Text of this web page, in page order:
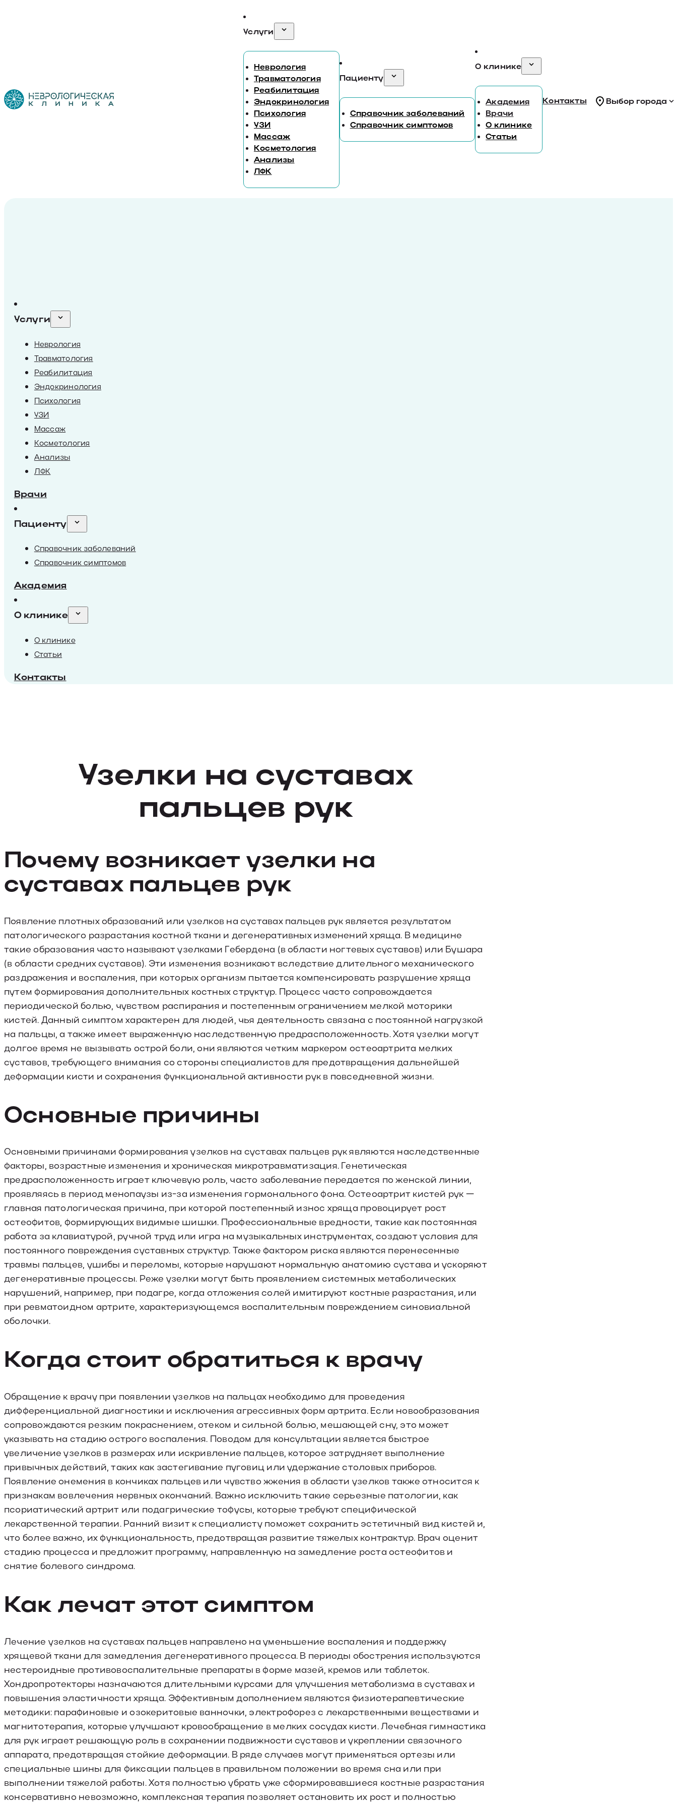
Услуги
Неврология
Травматология
Реабилитация
Эндокринология
Психология
УЗИ
Массаж
Косметология
Анализы
ЛФК
Пациенту
Справочник заболеваний
Справочник симптомов
О клинике
Академия
Врачи
О клинике
Статьи
Контакты Выбор города
Услуги
Неврология
Травматология
Реабилитация
Эндокринология
Психология
УЗИ
Массаж
Косметология
Анализы
ЛФК
Врачи
Пациенту
Справочник заболеваний
Справочник симптомов
Академия
О клинике
О клинике
Статьи
Контакты
Узелки на суставах
пальцев рук
Почему возникает узелки на
суставах пальцев рук
Появление плотных образований или узелков на суставах пальцев рук является результатом
патологического разрастания костной ткани и дегенеративных изменений хряща. В медицине
такие образования часто называют узелками Гебердена (в области ногтевых суставов) или Бушара
(в области средних суставов). Эти изменения возникают вследствие длительного механического
раздражения и воспаления, при которых организм пытается компенсировать разрушение хряща
путем формирования дополнительных костных структур. Процесс часто сопровождается
периодической болью, чувством распирания и постепенным ограничением мелкой моторики
кистей. Данный симптом характерен для людей, чья деятельность связана с постоянной нагрузкой
на пальцы, а также имеет выраженную наследственную предрасположенность. Хотя узелки могут
долгое время не вызывать острой боли, они являются четким маркером остеоартрита мелких
суставов, требующего внимания со стороны специалистов для предотвращения дальнейшей
деформации кисти и сохранения функциональной активности рук в повседневной жизни.
Основные причины
Основными причинами формирования узелков на суставах пальцев рук являются наследственные
факторы, возрастные изменения и хроническая микротравматизация. Генетическая
предрасположенность играет ключевую роль, часто заболевание передается по женской линии,
проявляясь в период менопаузы из-за изменения гормонального фона. Остеоартрит кистей рук —
главная патологическая причина, при которой постепенный износ хряща провоцирует рост
остеофитов, формирующих видимые шишки. Профессиональные вредности, такие как постоянная
работа за клавиатурой, ручной труд или игра на музыкальных инструментах, создают условия для
постоянного повреждения суставных структур. Также фактором риска являются перенесенные
травмы пальцев, ушибы и переломы, которые нарушают нормальную анатомию сустава и ускоряют
дегенеративные процессы. Реже узелки могут быть проявлением системных метаболических
нарушений, например, при подагре, когда отложения солей имитируют костные разрастания, или
при ревматоидном артрите, характеризующемся воспалительным повреждением синовиальной
оболочки.
Когда стоит обратиться к врачу
Обращение к врачу при появлении узелков на пальцах необходимо для проведения
дифференциальной диагностики и исключения агрессивных форм артрита. Если новообразования
сопровождаются резким покраснением, отеком и сильной болью, мешающей сну, это может
указывать на стадию острого воспаления. Поводом для консультации является быстрое
увеличение узелков в размерах или искривление пальцев, которое затрудняет выполнение
привычных действий, таких как застегивание пуговиц или удержание столовых приборов.
Появление онемения в кончиках пальцев или чувство жжения в области узелков также относится к
признакам вовлечения нервных окончаний. Важно исключить такие серьезные патологии, как
псориатический артрит или подагрические тофусы, которые требуют специфической
лекарственной терапии. Ранний визит к специалисту поможет сохранить эстетичный вид кистей и,
что более важно, их функциональность, предотвращая развитие тяжелых контрактур. Врач оценит
стадию процесса и предложит программу, направленную на замедление роста остеофитов и
снятие болевого синдрома.
Как лечат этот симптом
Лечение узелков на суставах пальцев направлено на уменьшение воспаления и поддержку
хрящевой ткани для замедления дегенеративного процесса. В периоды обострения используются
нестероидные противовоспалительные препараты в форме мазей, кремов или таблеток.
Хондропротекторы назначаются длительными курсами для улучшения метаболизма в суставах и
повышения эластичности хряща. Эффективным дополнением являются физиотерапевтические
методики: парафиновые и озокеритовые ванночки, электрофорез с лекарственными веществами и
магнитотерапия, которые улучшают кровообращение в мелких сосудах кисти. Лечебная гимнастика
для рук играет решающую роль в сохранении подвижности суставов и укреплении связочного
аппарата, предотвращая стойкие деформации. В ряде случаев могут применяться ортезы или
специальные шины для фиксации пальцев в правильном положении во время сна или при
выполнении тяжелой работы. Хотя полностью убрать уже сформировавшиеся костные разрастания
консервативно невозможно, комплексная терапия позволяет остановить их рост и полностью